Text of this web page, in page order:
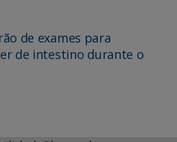
de exames para
de intestino durante o